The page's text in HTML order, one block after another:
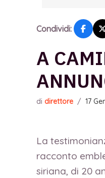
Condividi:
A
di direttore / 17
La
racconto
siriana, di 20